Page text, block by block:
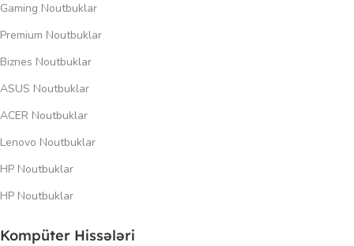
Gaming Noutbuklar
Premium Noutbuklar
Biznes Noutbuklar
ASUS Noutbuklar
ACER Noutbuklar
Lenovo Noutbuklar
HP Noutbuklar
HP Noutbuklar
Kompüter Hissələri